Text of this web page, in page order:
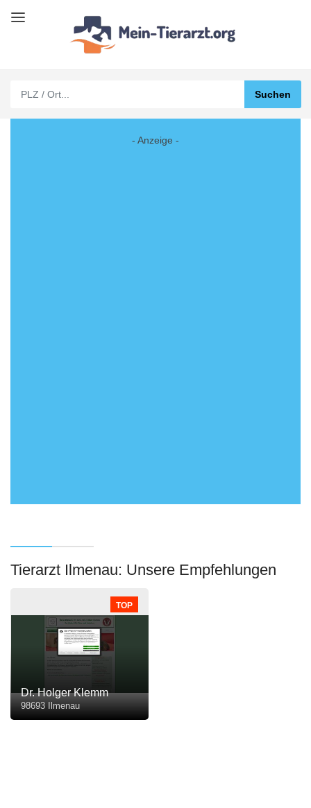
- Anzeige -
Tierarzt Ilmenau: Unsere Empfehlungen
TOP
Dr. Holger Klemm
98693 Ilmenau